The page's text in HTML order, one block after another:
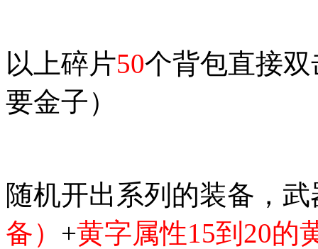
以上碎片50个背包直接
要金子）
随机开出系列的装备，
备） +黄字属性15到20的